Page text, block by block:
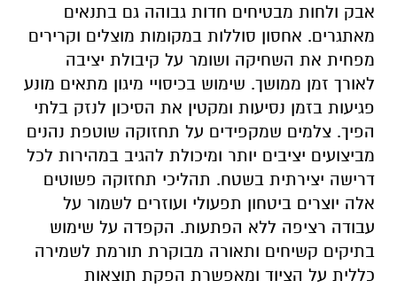
אבק ולחות מבטיחים חדות גבוהה גם בתנאים
מאתגרים. אחסון סוללות במקומות מוצלים וקרירים
מפחית את השחיקה ושומר על קיבולת יציבה
לאורך זמן ממושך. שימוש בכיסויי מיגון מתאים מונע
פגיעות בזמן נסיעות ומקטין את הסיכון לנזק בלתי
הפיך. צלמים שמקפידים על תחזוקה שוטפת נהנים
מביצועים יציבים יותר ומיכולת להגיב במהירות לכל
דרישה יצירתית בשטח. תהליכי תחזוקה פשוטים
אלה יוצרים ביטחון תפעולי ועוזרים לשמור על
עבודה רציפה ללא הפתעות. הקפדה על שימוש
בתיקים קשיחים ותאורה מבוקרת תורמת לשמירה
כללית על הציוד ומאפשרת הפקת תוצאות